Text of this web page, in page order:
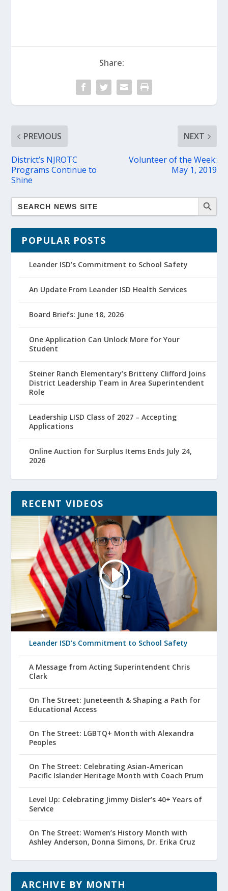
Share:
PREVIOUS
District’s NJROTC
Programs Continue to
Shine
NEXT
Volunteer of the Week:
May 1, 2019
POPULAR POSTS
Leander ISD’s Commitment to School Safety
An Update From Leander ISD Health Services
Board Briefs: June 18, 2026
One Application Can Unlock More for Your
Student
Steiner Ranch Elementary’s Britteny Clifford Joins
District Leadership Team in Area Superintendent
Role
Leadership LISD Class of 2027 – Accepting
Applications
Online Auction for Surplus Items Ends July 24,
2026
RECENT VIDEOS
Leander ISD’s Commitment to School Safety
A Message from Acting Superintendent Chris
Clark
On The Street: Juneteenth & Shaping a Path for
Educational Access
On The Street: LGBTQ+ Month with Alexandra
Peoples
On The Street: Celebrating Asian-American
Pacific Islander Heritage Month with Coach Prum
Level Up: Celebrating Jimmy Disler’s 40+ Years of
Service
On The Street: Women’s History Month with
Ashley Anderson, Donna Simons, Dr. Erika Cruz
ARCHIVE BY MONTH